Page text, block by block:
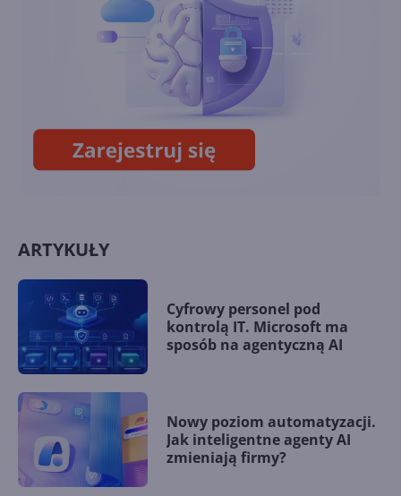
Minecraft zarabia ponad 100
milionów dolarów rocznie
ARTYKUŁY
Cyfrowy personel pod
kontrolą IT. Microsoft ma
sposób na agentyczną AI
Nowy poziom automatyzacji.
Jak inteligentne agenty AI
zmieniają firmy?